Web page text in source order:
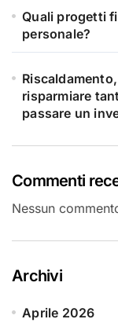
Quali progetti
personale?
risparmiare
passare un
Commenti
Nessun
Archivi
Aprile 2026